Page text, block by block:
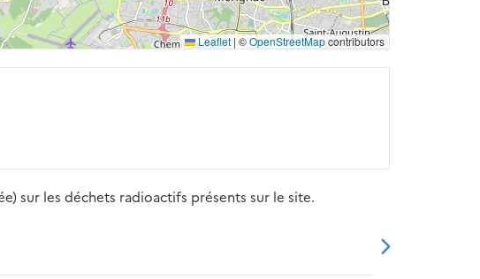
Leaflet | ©OpenStreetMapcontributors
sur les déchets radioactifs présents sur le site.